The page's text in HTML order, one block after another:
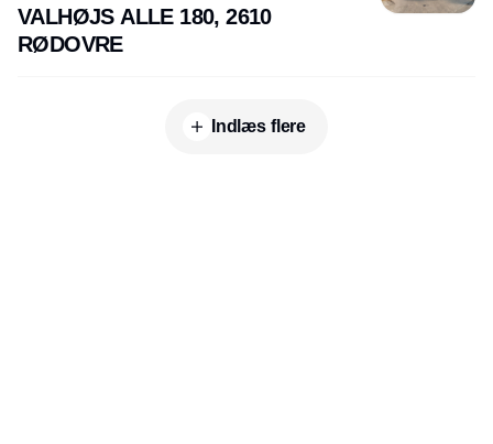
VALHØJS ALLE 180, 2610
RØDOVRE
Indlæs flere